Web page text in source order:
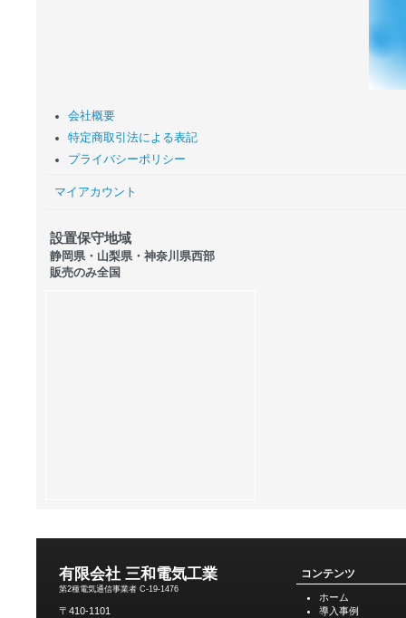
会社概要
特定商取引法による表記
プライバシーポリシー
マイアカウント
設置保守地域
静岡県・山梨県・神奈川県西部
販売のみ全国
有限会社 三和電気工業
第2種電気通信事業者 C-19-1476
〒410-1101
コンテンツ
ホーム
導入事例